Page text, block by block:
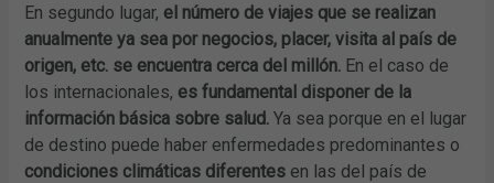
En segundo lugar, el número de viajes que se realizan
anualmente ya sea por negocios, placer, visita al país de
origen, etc. se encuentra cerca del millón. En el caso de
los internacionales, es fundamental disponer de la
información básica sobre salud.Ya sea porque en el lugar
de destino puede haber enfermedades predominantes o
condiciones climáticas diferentes en las del país de